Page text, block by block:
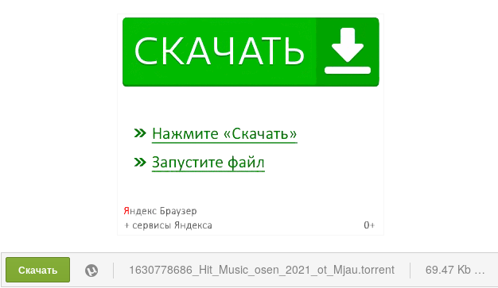
Скачать 1630778686_Hit_Music_osen_2021_ot_Mjau.torrent 69.47 Kb